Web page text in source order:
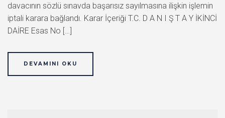
davacının sözlü sınavda başarısız sayılmasına ilişkin işlemin
iptali karara bağlandı. Karar İçeriği T.C. D A N I Ş T A Y İKİNCİ
DAİRE Esas No […]
DEVAMINI OKU